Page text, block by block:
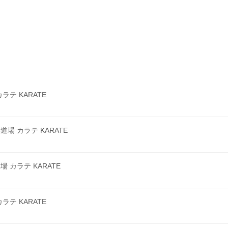
テ KARATE
場 カラテ KARATE
カラテ KARATE
テ KARATE